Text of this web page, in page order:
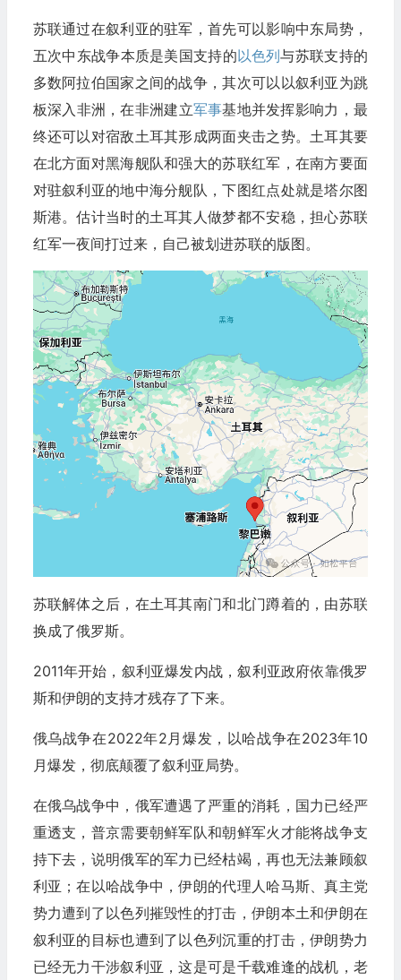
苏联通过在叙利亚的驻军，首先可以影响中东局势，
五次中东战争本质是美国支持的以色列与苏联支持的
多数阿拉伯国家之间的战争，其次可以以叙利亚为跳
板深入非洲，在非洲建立军事基地并发挥影响力，最
终还可以对宿敌土耳其形成两面夹击之势。土耳其要
在北方面对黑海舰队和强大的苏联红军，在南方要面
对驻叙利亚的地中海分舰队，下图红点处就是塔尔图
斯港。估计当时的土耳其人做梦都不安稳，担心苏联
红军一夜间打过来，自己被划进苏联的版图。
苏联解体之后，在土耳其南门和北门蹲着的，由苏联
换成了俄罗斯。
2011年开始，叙利亚爆发内战，叙利亚政府依靠俄罗
斯和伊朗的支持才残存了下来。
俄乌战争在2022年2月爆发，以哈战争在2023年10
月爆发，彻底颠覆了叙利亚局势。
在俄乌战争中，俄军遭遇了严重的消耗，国力已经严
重透支，普京需要朝鲜军队和朝鲜军火才能将战争支
持下去，说明俄军的军力已经枯竭，再也无法兼顾叙
利亚；在以哈战争中，伊朗的代理人哈马斯、真主党
势力遭到了以色列摧毁性的打击，伊朗本土和伊朗在
叙利亚的目标也遭到了以色列沉重的打击，伊朗势力
已经无力干涉叙利亚，这是可是千载难逢的战机，老